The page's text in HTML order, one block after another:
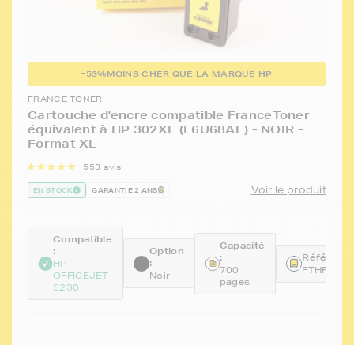
-53%MOINS CHER QUE LA MARQUE HP
FRANCE TONER
Cartouche d'encre compatible FranceToner
équivalent à HP 302XL (F6U68AE) - NOIR -
Format XL
553 avis
EN STOCK GARANTIE 2 ANS Voir le produit
Compatible
:
HP
OFFICEJET
5230
Option
:
Noir
Capacité
:
700
pages